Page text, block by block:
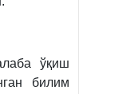
ўқиш
билим